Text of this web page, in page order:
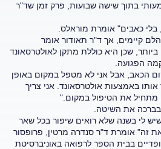
בתוך שישה שבועות, פרק זמן שד"ר
בלי כאבים" אומרת מוראלס.
קיימים, אך ד"ר תאודור אומר
שכן היא כוללת מתקן לאולטרסאונד
הפגועה.
הכאב, אבל אני לא מטפל במקום באופן
באמצעות אולטרסאונד. אני צריך
מתחיל את הטיפול במקום."
את השיטה.
לי בשנה שלא רואים שיפור בכל שאר
זה" אומרת ד"ר סנדרה מרטין, פרופסור
בבית הספר לרפואה באוניברסיטת